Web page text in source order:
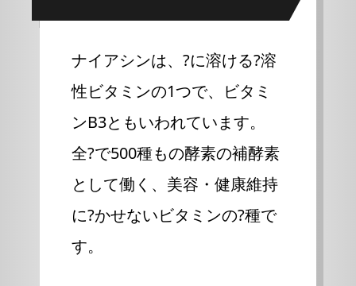
ナイアシンは、?に溶ける?溶
性ビタミンの1つで、ビタミ
ンB3ともいわれています。
全?で500種もの酵素の補酵素
として働く、美容・健康維持
に?かせないビタミンの?種で
す。